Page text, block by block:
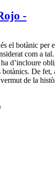
-
el botànic per
com a
d’incloure
De fet,
de la